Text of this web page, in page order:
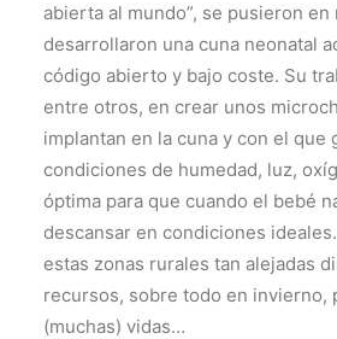
abierta al mundo”, se pusieron en
desarrollaron una cuna neonatal
código abierto y bajo coste. Su
entre otros, en crear unos
implantan en la cuna y con el que
condiciones de humedad, luz,
óptima para que cuando el bebé
descansar en condiciones
estas zonas rurales tan alejadas
recursos, sobre todo en invierno,
(muchas) vidas…